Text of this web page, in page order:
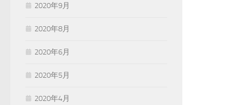
2020年9月
2020年8月
2020年6月
2020年5月
2020年4月